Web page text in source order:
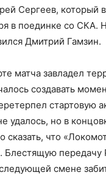
Сергеев, который
в поединке со СКА.
Дмитрий Гамзин.
матча завладел
создавать
стартовую
удалось, но в
сказать, что
Блестящую передачу
смене